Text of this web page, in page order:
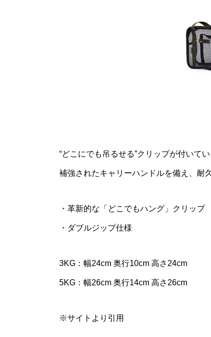
“どこにでも吊るせる”クリップが付いて
補強されたキャリーハンドルを備え、耐
・革新的な「どこでもハング」クリップ
・ダブルジップ仕様
3KG：幅24cm 奥行10cm 高さ24cm
5KG：幅26cm 奥行14cm 高さ26cm
※サイトより引用